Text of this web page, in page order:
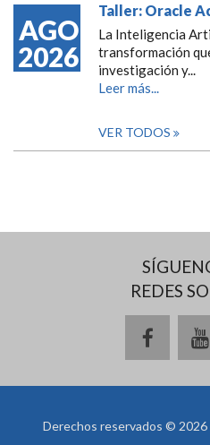
AGO
2026
Taller: Oracle
La Inteligencia
transformación
investigación y...
Leer más...
VER TODOS
REDES
Derechos reservados © 2026